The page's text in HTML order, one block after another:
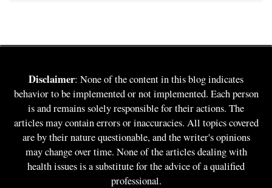
Disclaimer: None of the content in this blog indicates
behavior to be implemented or not implemented. Each person
is and remains solely responsible for their actions. The
articles may contain errors or inaccuracies. All topics covered
are by their nature questionable, and the writer's opinions
may change over time. None of the articles dealing with
health issues is a substitute for the advice of a qualified
professional.